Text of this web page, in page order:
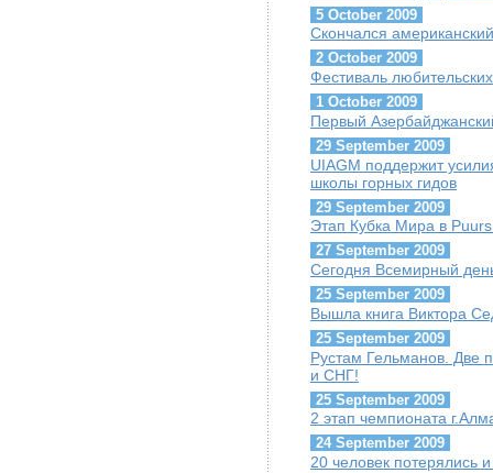
5 October 2009
Скончался
2 October 2009
Фестиваль
1 October 2009
Первый
29 September 2009
UIAGM поддержит
школы горных гидов
29 September 2009
Этап Кубка Мира в
27 September 2009
Сегодня Всемирный
25 September 2009
Вышла книга Виктора
25 September 2009
Рустам Гельманов. Две
и СНГ!
25 September 2009
2 этап чемпионата
24 September 2009
20 человек потерялись